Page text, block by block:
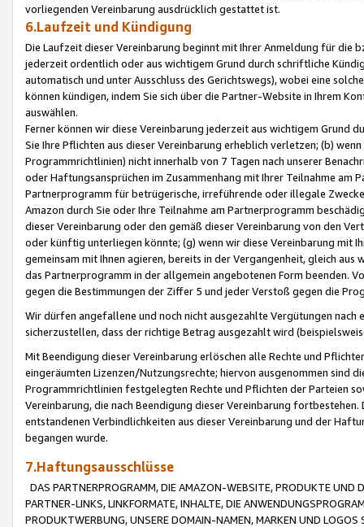
vorliegenden Vereinbarung ausdrücklich gestattet ist.
6.Laufzeit und Kündigung
Die Laufzeit dieser Vereinbarung beginnt mit Ihrer Anmeldung für die
jederzeit ordentlich oder aus wichtigem Grund durch schriftliche
automatisch und unter Ausschluss des Gerichtswegs), wobei eine
können kündigen, indem Sie sich über die Partner-Website in Ihrem
auswählen.
Ferner können wir diese Vereinbarung jederzeit aus wichtigem Grund
Sie Ihre Pflichten aus dieser Vereinbarung erheblich verletzen; (b)
Programmrichtlinien) nicht innerhalb von 7 Tagen nach unserer
oder Haftungsansprüchen im Zusammenhang mit Ihrer Teilnahme am
Partnerprogramm für betrügerische, irreführende oder illegale
Amazon durch Sie oder Ihre Teilnahme am Partnerprogramm
dieser Vereinbarung oder den gemäß dieser Vereinbarung von den
oder künftig unterliegen könnte; (g) wenn wir diese Vereinbarung mit
gemeinsam mit Ihnen agieren, bereits in der Vergangenheit, gleich
das Partnerprogramm in der allgemein angebotenen Form beenden.
gegen die Bestimmungen der Ziffer 5 und jeder Verstoß gegen die
Wir dürfen angefallene und noch nicht ausgezahlte Vergütungen
sicherzustellen, dass der richtige Betrag ausgezahlt wird
Mit Beendigung dieser Vereinbarung erlöschen alle Rechte und
eingeräumten Lizenzen/Nutzungsrechte; hiervon ausgenommen sind
Programmrichtlinien festgelegten Rechte und Pflichten der Parteien
Vereinbarung, die nach Beendigung dieser Vereinbarung
entstandenen Verbindlichkeiten aus dieser Vereinbarung und der
begangen wurde.
7.Haftungsausschlüsse
DAS PARTNERPROGRAMM, DIE AMAZON-WEBSITE, PRODUKTE UND
PARTNER-LINKS, LINKFORMATE, INHALTE, DIE
PRODUKTWERBUNG, UNSERE DOMAIN-NAMEN, MARKEN UND